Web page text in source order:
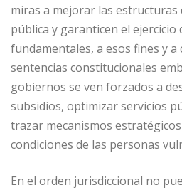
miras a mejorar las estructuras
pública y garanticen el ejercicio
fundamentales, a esos fines y a
sentencias constitucionales
gobiernos se ven forzados a
subsidios, optimizar servicios
trazar mecanismos
condiciones de las personas
En el orden jurisdiccional no